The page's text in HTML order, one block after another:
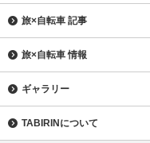
旅×自転車 記事
旅×自転車 情報
ギャラリー
TABIRINについて